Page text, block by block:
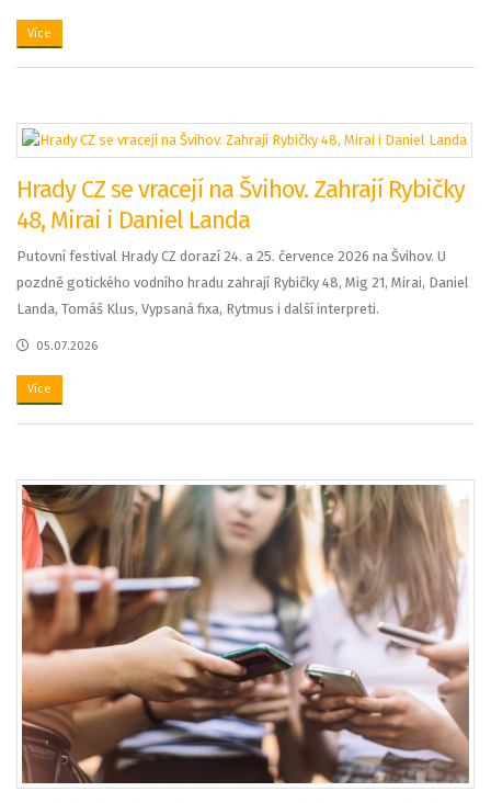
Více
Hrady CZ se vracejí na Švihov. Zahrají Rybičky
48, Mirai i Daniel Landa
Putovní festival Hrady CZ dorazí 24. a 25. července 2026 na Švihov. U
pozdně gotického vodního hradu zahrají Rybičky 48, Mig 21, Mirai, Daniel
Landa, Tomáš Klus, Vypsaná fixa, Rytmus i další interpreti.
05.07.2026
Více